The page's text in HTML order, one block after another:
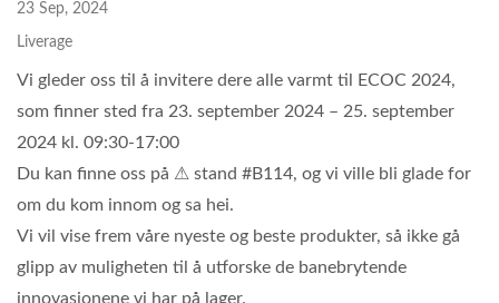
23 Sep, 2024
Liverage
Vi gleder oss til å invitere dere alle varmt til ECOC 2024,
som finner sted fra 23. september 2024 – 25. september
2024 kl. 09:30-17:00
Du kan finne oss på ⚠ stand #B114, og vi ville bli glade for
om du kom innom og sa hei.
Vi vil vise frem våre nyeste og beste produkter, så ikke gå
glipp av muligheten til å utforske de banebrytende
innovasjonene vi har på lager.